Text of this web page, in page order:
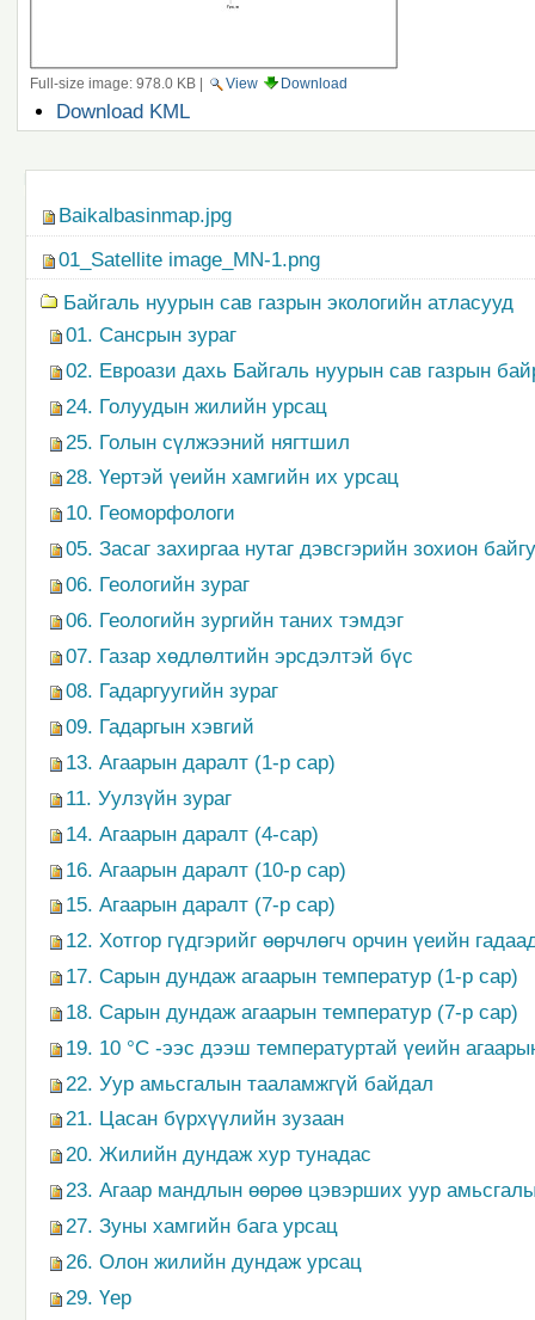
Full-size image: 978.0 KB| View Download
Document
Actions
Download KML
Baikalbasinmap.jpg
01_Satellite image_MN-1.png
Байгаль нуурын сав газрын экологийн атласууд
01. Сансрын зураг
02. Евроази дахь Байгаль нуурын сав газрын
24. Голуудын жилийн урсац
25. Голын сүлжээний нягтшил
28. Үертэй үеийн хамгийн их урсац
10. Геоморфологи
05. Засаг захиргаа нутаг дэвсгэрийн зохион
06. Геологийн зураг
06. Геологийн зургийн таних тэмдэг
07. Газар хөдлөлтийн эрсдэлтэй бүс
08. Гадаргуугийн зураг
09. Гадаргын хэвгий
13. Агаарын даралт (1-р сар)
11. Уулзүйн зураг
14. Агаарын даралт (4-сар)
16. Агаарын даралт (10-р сар)
15. Агаарын даралт (7-р сар)
12. Хотгор гүдгэрийг өөрчлөгч орчин үеийн
17. Сарын дундаж агаарын температур (1-р сар)
18. Сарын дундаж агаарын температур (7-р сар)
19. 10 °С -ээс дээш температуртай үеийн
22. Уур амьсгалын тааламжгүй байдал
21. Цасан бүрхүүлийн зузаан
20. Жилийн дундаж хур тунадас
23. Агаар мандлын өөрөө цэвэрших уур
27. Зуны хамгийн бага урсац
26. Олон жилийн дундаж урсац
29. Үер